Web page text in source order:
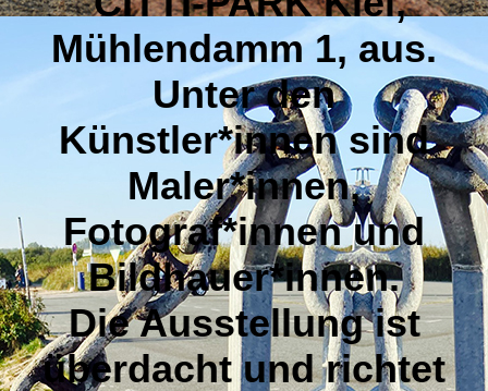
Mühlendamm 1, aus.
Unter den
Künstler*innen sind
Maler*innen,
Fotograf*innen und
Bildhauer*innen.
Die Ausstellung ist
überdacht und richtet